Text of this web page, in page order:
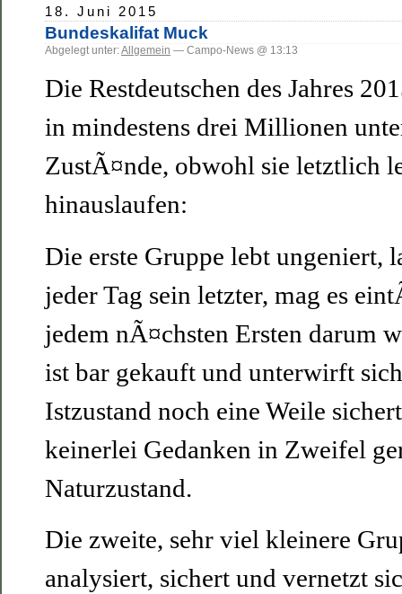
18. Juni 2015
Bundeskalifat Muck
Abgelegt unter:Allgemein — Campo-News @ 13:13
Die Restdeutschen des Jahres
in mindestens drei Millionen
ZustÃ¤nde, obwohl sie letztlich
hinauslaufen:
Die erste Gruppe lebt ungeniert,
jeder Tag sein letzter, mag es
jedem nÃ¤chsten Ersten darum
ist bar gekauft und unterwirft
Istzustand noch eine Weile
keinerlei Gedanken in Zweifel
Naturzustand.
Die zweite, sehr viel kleinere
analysiert, sichert und vernetzt